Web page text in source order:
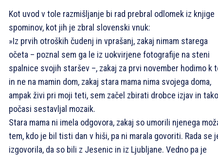
Kot uvod v tole razmišljanje bi rad prebral odlomek iz knjige
spominov, kot jih je zbral slovenski vnuk:
»Iz prvih otroških čudenj in vprašanj, zakaj nimam starega
očeta – poznal sem ga le iz uokvirjene fotografije na steni
spalnice svojih staršev –, zakaj za prvi november hodimo k
in ne na mamin dom, zakaj stara mama nima svojega doma,
ampak živi pri moji teti, sem začel zbirati drobce izjav in tako
počasi sestavljal mozaik.
Stara mama ni imela odgovora, zakaj so umorili njenega
tem, kdo je bil tisti dan v hiši, pa ni marala govoriti. Rada se
izgovorila, da so bili z Jesenic in iz Ljubljane. Vedno pa je